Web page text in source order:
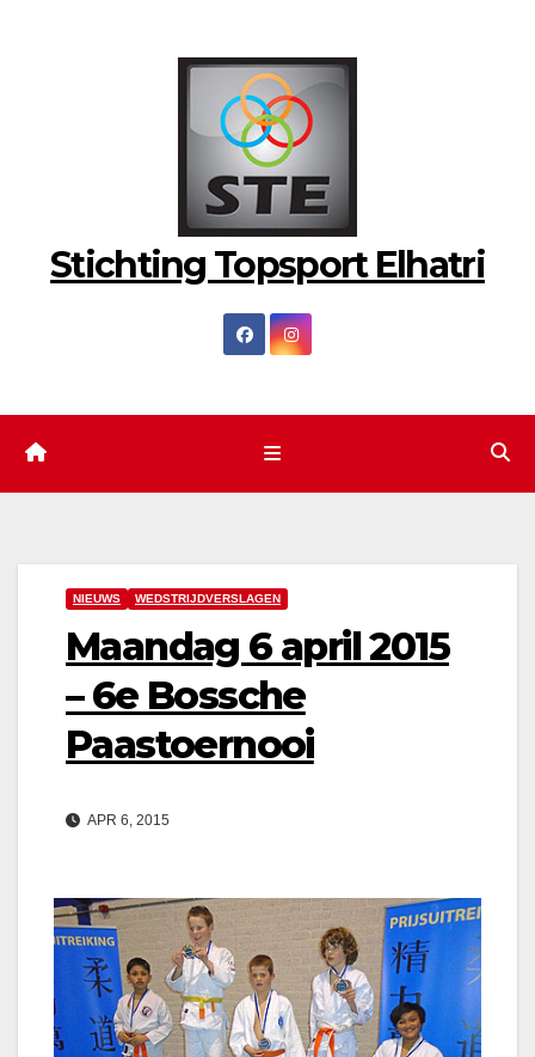
Stichting Topsport Elhatri
NIEUWS WEDSTRIJDVERSLAGEN
Maandag 6 april 2015
– 6e Bossche
Paastoernooi
APR 6, 2015